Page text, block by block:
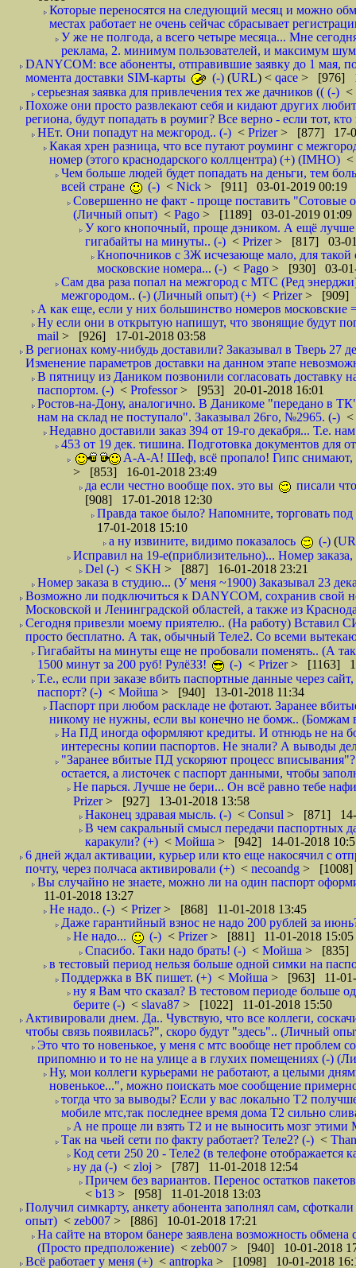
Которые переносятся на следующий месяц и можно
местах работает не очень сейчас сбрасывает
У же не полгода, а всего четыре месяца... Мне
реклама, 2. минимум пользователей, и максимум
DANYCOM: все абоненты, отправившие заявку до 1 мая,
момента доставки SIM-карты
(-) (URL) < qace > [976]
серьезная заявка для привлечения тех же дачников (( (-) <
Похоже они просто развлекают себя и кидают других
региона, будут попадать в роумиг? Все верно - если тот,
НЕт. Они попадут на межгород.. (-) < Prizer> [877] 17-
Какая хрен разница, что все путают роуминг с
номер (этого краснодарского коллцентра) (+) (IMHO) <
Чем больше людей будет попадать на деньги, тем
всей стране
(-) < Nick > [911] 03-01-2019 00:19
Совершенно не факт - проще поставить "Сотовые
(Личный опыт) < Pago > [1189] 03-01-2019 01:09
У кого кнопочный, проще дэником. А ещё лучше
гигабайты на минуты.. (-) < Prizer> [817] 03-
Кнопочников с 3Ж исчезающе мало, для такой
московские номера... (-) < Pago > [930] 03-01-
Сам два раза попал на межгород с МТС (Ред
межгородом.. (-) (Личный опыт) (+) < Prizer> [909]
А как еще, если у них большинство номеров московские
Ну если они в открытую напишут, что звонящие будут
mail > [926] 17-01-2018 03:58
В регионах кому-нибудь доставили? Заказывал в Тверь 27
Изменение параметров доставки на данном этапе
В пятницу из Даником позвонили согласовать доставку
паспортом. (-) < Professor> [953] 20-01-2018 16:01
Ростов-на-Дону, аналогично. В Даникоме "передано в
нам на склад не поступало". Заказывал 26го, №2965. (-) <
Недавно доставили заказ 394 от 19-го декабря... Т.е.
453 от 19 дек. тишина. Подготовка документов для
А-А-А! Шеф, всё пропало! Гипс снимают,
> [853] 16-01-2018 23:49
да если честно вообще пох. это вы
писали
[908] 17-01-2018 12:30
Правда такое было? Напомните, торговать
17-01-2018 15:10
а ну извините, видимо показалось
(-) (
Исправил на 19-е(приблизительно)... Номер
Del (-) < SKH > [887] 16-01-2018 23:21
Номер заказа в студию... (У меня ~1900) Заказывал 23
Возможно ли подключиться к DANYCOM, сохранив свой
Московской и Ленинградской областей, а также из
Сегодня привезли моему приятелю.. (На работу) Вставил
просто бесплатно. А так, обычный Теле2. Со всеми
Гигабайты на минуты еще не пробовали поменять.. (А
1500 минут за 200 руб! РулёЗЗ!
(-) < Prizer> [1163]
Т.е., если при заказе вбить паспортные данные через
паспорт? (-) < Мойша > [940] 13-01-2018 11:34
Паспорт при любом раскладе не фотают. Заранее
никому не нужны, если вы конечно не бомж.. (Бомжам
На ПД иногда оформляют кредиты. И отнюдь не на
интересны копии паспортов. Не знали? А выводы
"Заранее вбитые ПД ускоряют процесс
остается, а листочек с паспорт данными, чтобы
Не парься. Лучше не бери... Он всё равно тебе
Prizer> [927] 13-01-2018 13:58
Наконец здравая мысль. (-) < Consul > [871] 14-
В чем сакральный смысл передачи паспортных
каракули? (+) < Мойша > [942] 14-01-2018
6 дней ждал активации, курьер или кто еще накосячил с
почту, через полчаса активировали (+) < necoandg > [1008]
Вы случайно не знаете, можно ли на один паспорт
11-01-2018 13:27
Не надо.. (-) < Prizer> [868] 11-01-2018 13:45
Даже гарантийный взнос не надо 200 рублей за
Не надо...
(-) < Prizer> [881] 11-01-2018 15:05
Спасибо. Таки надо брать! (-) < Мойша > [835]
в тестовый период нельзя больше одной симки на
Поддержка в ВК пишет. (+) < Мойша > [963] 11-01-
ну я Вам что сказал? В тестовом периоде больше
берите (-) < slava87 > [1022] 11-01-2018 15:50
Активировали днем. Да.. Чувствую, что все коллеги,
чтобы связь появилась?", скоро будут "здесь".. (Личный
Это что то новенькое, у меня с мтс вообще нет проблем
припомню и то не на улице а в глухих помещениях (-)
Ну, мои коллеги курьерами не работают, а целыми
новенькое...", можно поискать мое сообщение
тогда что за выводы? Если у вас локально Т2
мобиле мтс,так последнее время дома Т2 сильно
А не проще ли взять Т2 и не выносить мозг
Так на чьей сети по факту работает? Теле2? (-) <
Код сети 250 20 - Теле2 (в телефоне отображается
ну да (-) < zloj > [787] 11-01-2018 12:54
Причем без вариантов. Перенос остатков
< b13 > [958] 11-01-2018 13:03
Получил симкарту, анкету абонента заполнял сам,
опыт) < zeb007 > [886] 10-01-2018 17:21
На сайте на втором банере заявлена возможность
(Просто предположение) < zeb007 > [940] 10-01-2018
Всё работает у меня (+) < antropka > [1098] 10-01-2018